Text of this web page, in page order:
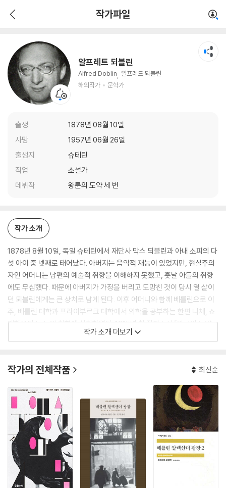
작가파일
알프레트 되블린
Alfred Doblin
알프레드 되블린
해외작가
문학가
출생
1878년 08월 10일
사망
1957년 06월 26일
출생지
슈테틴
직업
소설가
데뷔작
왕룬의 도약 세 번
작가 소개
1878년 8월 10일, 독일 슈테틴에서 재단사 막스 되블린과 아내 소피의 다
섯 아이 중 넷째로 태어났다. 아버지는 음악적 재능이 있었지만, 현실주의
자인 어머니는 남편의 예술적 취향을 이해하지 못했고, 훗날 아들의 취향
에도 무심했다. 때문에 아버지가 가정을 버리고 도망친 것이 당시 열 살이
던 되블린에게는 큰 상처로 남게 된다. 이후 어머니와 함께 베를린으로 이
주, 베를린 대학과 프라이부르크 대학에서 의학을 공부하는 한편 니체, 쇼
펜하우어 등 독일 철학에 심취하였다. 1915년 첫 장편소설 『왕룬의 도약
세 번』을 발표, 이 작품으로 이듬해 폰타네 상과 바이에른 예술 아카데미의
였다. 1930년대 초 독일이 나치 정권 하에 들게 되자 파리로 망명하였고 1
이 시기에도 집필 활동을 계속하였으며 1940년에는 미국으로 이주 MGM
영화사의 각본작가로 일하기도 하였다. 1945년 프랑스 군정부의 문화고
문 자격으로 독일로 귀국한 되블린은 1946년부터 1951년까지 문학잡지
『황금...문』을 발간했다. 하지만 변화된 정치적 분위기를 견디지 못하고 19
53년 다시 파리로 이주했다. 이처럼 조국과 유리되었던 말년의 삶과 바이
마르 공화국 시절 좌파 문인의 대변인이었던 경력으로 인해 2차 대전 이후
에는 다소 잊혀졌으나 자기 시대를 예리하게 분석하고 언어와 문체의 실험
작가 소개 더보기
작가의 전체작품 최신순